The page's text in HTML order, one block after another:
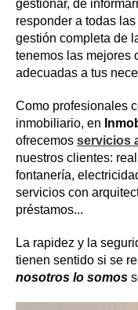
gestionar, de
responder a todas
gestión completa de
tenemos las mejores
adecuadas a tus
Como profesionales
inmobiliario, en
ofrecemos servicios
nuestros clientes:
fontanería,
servicios con
préstamos...
La rapidez y la
tienen sentido si se
nosotros lo somos